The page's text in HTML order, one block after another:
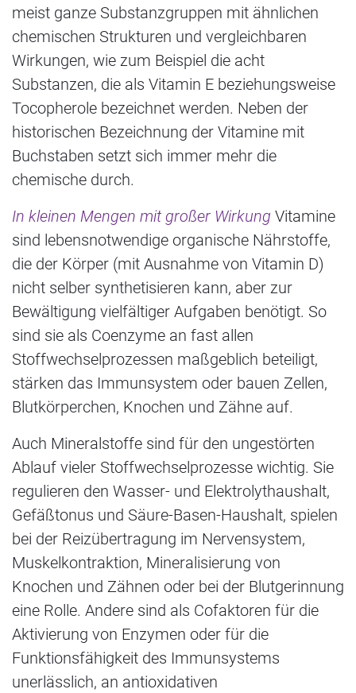
meist ganze Substanzgruppen mit ähnlichen
chemischen Strukturen und vergleichbaren
Wirkungen, wie zum Beispiel die acht
Substanzen, die als Vitamin E beziehungsweise
Tocopherole bezeichnet werden. Neben der
historischen Bezeichnung der Vitamine mit
Buchstaben setzt sich immer mehr die
chemische durch.
In kleinen Mengen mit großer Wirkung Vitamine
sind lebensnotwendige organische Nährstoffe,
die der Körper (mit Ausnahme von Vitamin D)
nicht selber synthetisieren kann, aber zur
Bewältigung vielfältiger Aufgaben benötigt. So
sind sie als Coenzyme an fast allen
Stoffwechselprozessen maßgeblich beteiligt,
stärken das Immunsystem oder bauen Zellen,
Blutkörperchen, Knochen und Zähne auf.
Auch Mineralstoffe sind für den ungestörten
Ablauf vieler Stoffwechselprozesse wichtig. Sie
regulieren den Wasser- und Elektrolythaushalt,
Gefäßtonus und Säure-Basen-Haushalt, spielen
bei der Reizübertragung im Nervensystem,
Muskelkontraktion, Mineralisierung von
Knochen und Zähnen oder bei der Blutgerinnung
eine Rolle. Andere sind als Cofaktoren für die
Aktivierung von Enzymen oder für die
Funktionsfähigkeit des Immunsystems
unerlässlich, an antioxidativen